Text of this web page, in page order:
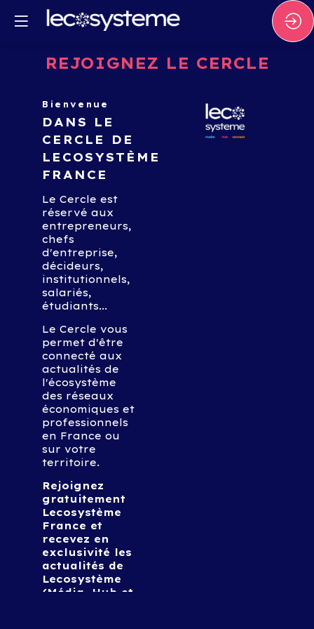
REJOIGNEZ LE CERCLE
Bienvenue
DANS LE
CERCLE DE
LECOSYSTÈME
FRANCE
Le Cercle est
réservé aux
entrepreneurs,
chefs
d'entreprise,
décideurs,
institutionnels,
salariés,
étudiants...
Le Cercle vous
permet d'être
connecté aux
actualités de
l'écosystème
des réseaux
économiques et
professionnels
en France ou
sur votre
territoire.
Rejoignez
gratuitement
Lecosystème
France et
recevez en
exclusivité les
actualités de
Lecosystème
(Média, Hub et